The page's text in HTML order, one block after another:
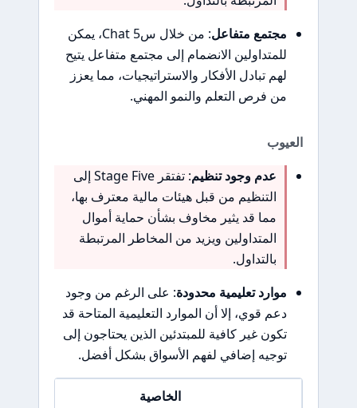
مجتمع متفاعل
: من خلال س5 Chat، يمكن
للمتداولين الانضمام إلى مجتمع متفاعل يتيح
لهم تبادل الأفكار والاستراتيجيات، مما يعزز
من فرص التعلم والنمو المهني.
العيوب
عدم وجود تنظيم
: تفتقر Stage Five إلى
التنظيم من قبل هيئات مالية معترف بها،
مما قد يثير مخاوف بشأن حماية أموال
المتداولين ويزيد من المخاطر المرتبطة
بالتداول.
موارد تعليمية محدودة: على الرغم من وجود
دعم قوي، إلا أن الموارد التعليمية المتاحة قد
تكون غير كافية للمبتدئين الذين يحتاجون إلى
توجيه إضافي لفهم الأسواق بشكل أفضل.
الخاصية